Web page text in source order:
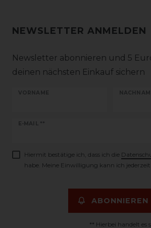
NEWSLETTER ANMELDEN
Newsletter abonnieren und 5
deinen nächsten Einkauf sichern
VORNAME
E-MAIL **
Newsletter
Hiermit bestätige ich, dass ich die
habe. Meine Einwilligung kann ich
ABONNIEREN
** Hierbei handelt es